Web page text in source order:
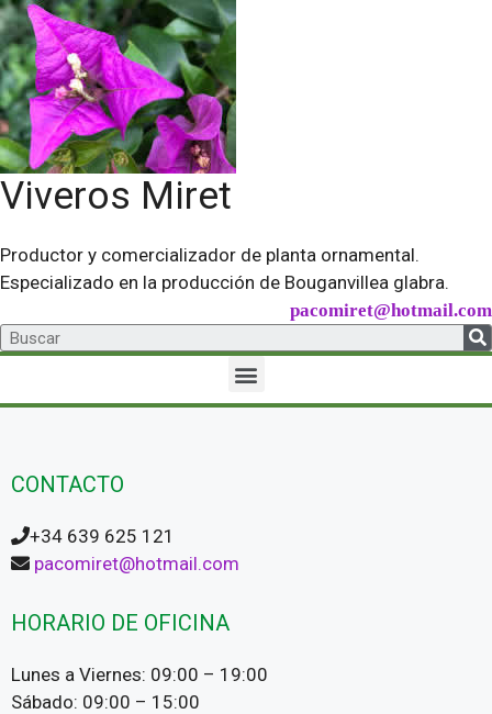
Viveros Miret
Productor y comercializador de planta ornamental.
Especializado en la producción de Bouganvillea glabra.
pacomiret@hotmail.com
CONTACTO
+34 639 625 121
pacomiret@hotmail.com
HORARIO DE OFICINA
Lunes a Viernes: 09:00 – 19:00
Sábado: 09:00 – 15:00